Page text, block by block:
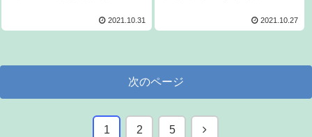
2021.10.31 2021.10.27
次のページ
1 2 5 次